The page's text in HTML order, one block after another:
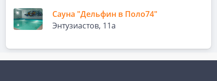
Сауна "Дельфин в Поло74"
Энтузиастов, 11а